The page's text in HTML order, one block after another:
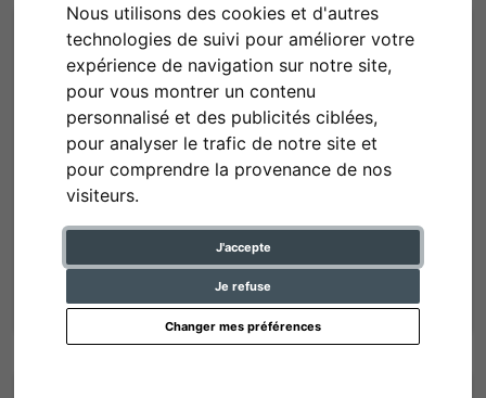
Nous utilisons des cookies et d'autres
technologies de suivi pour améliorer votre
expérience de navigation sur notre site,
pour vous montrer un contenu
personnalisé et des publicités ciblées,
pour analyser le trafic de notre site et
pour comprendre la provenance de nos
visiteurs.
J'accepte
Je refuse
Changer mes préférences
de 450,40 € * de 504,40 € *